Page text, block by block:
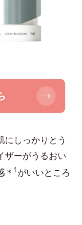
にしっかりとう
ザーがうるおい
＊ 1 がいいところ